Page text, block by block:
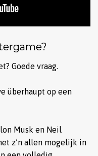
Goede vraag.
überhaupt op een
Musk en Neil
z’n allen mogelijk in